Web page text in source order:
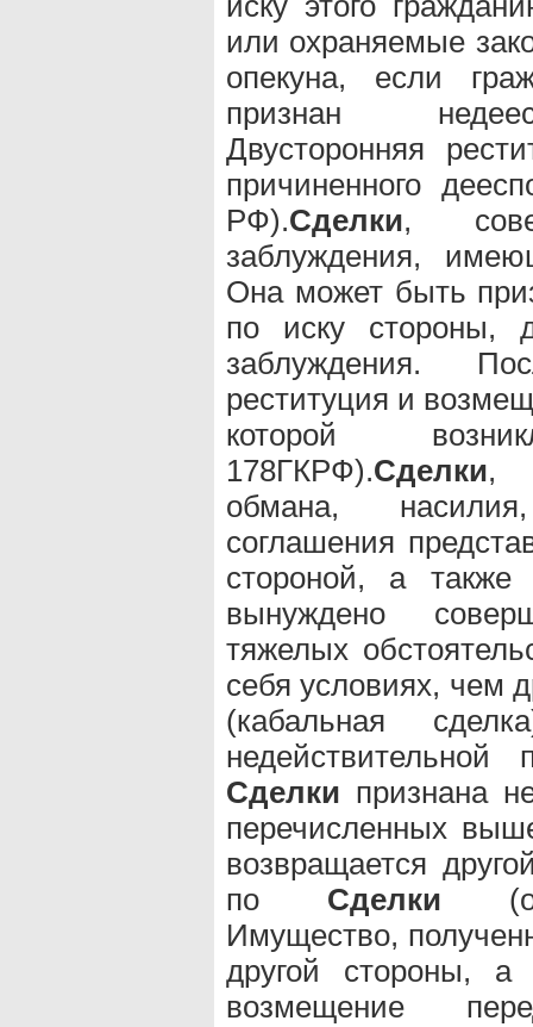
или охраняемые
опекуна, если
признан
Двусторонняя
причиненного
РФ).Сделки,
заблуждения,
Она может быть
по иску стороны,
заблуждения.
реституция и
которой
178ГКРФ).Сделки,
обмана,
соглашения
стороной, а
вынуждено
тяжелых
себя условиях, чем
(кабальная
Сделки признана
перечисленных
возвращается
по Сделки
Имущество,
другой стороны,
возмещение